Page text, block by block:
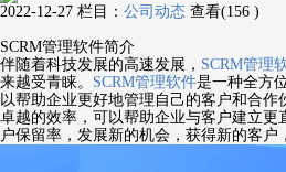
2022-12-27 栏目： 公司动态 查看(156 )
SCRM管理软件简介
伴随着科技发展的高速发展， SCRM管理
来越受青睐。 SCRM管理软件是一种全方
以帮助企业更好地管理自己的客户和合
卓越的效率，可以帮助企业与客户建立更
户保留率，发展新的机会，获得新的客户